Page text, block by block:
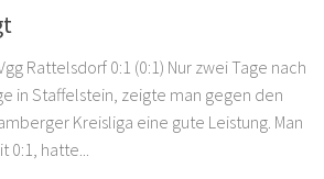
Rattelsdorf 0:1 (0:1) Nur zwei Tage nach
in Staffelstein, zeigte man gegen den
Kreisliga eine gute Leistung. Man
0:1, hatte...